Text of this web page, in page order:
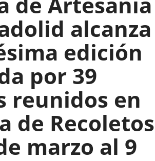
alcanza
edición
por 39
reunidos en
de Recoletos
marzo al 9